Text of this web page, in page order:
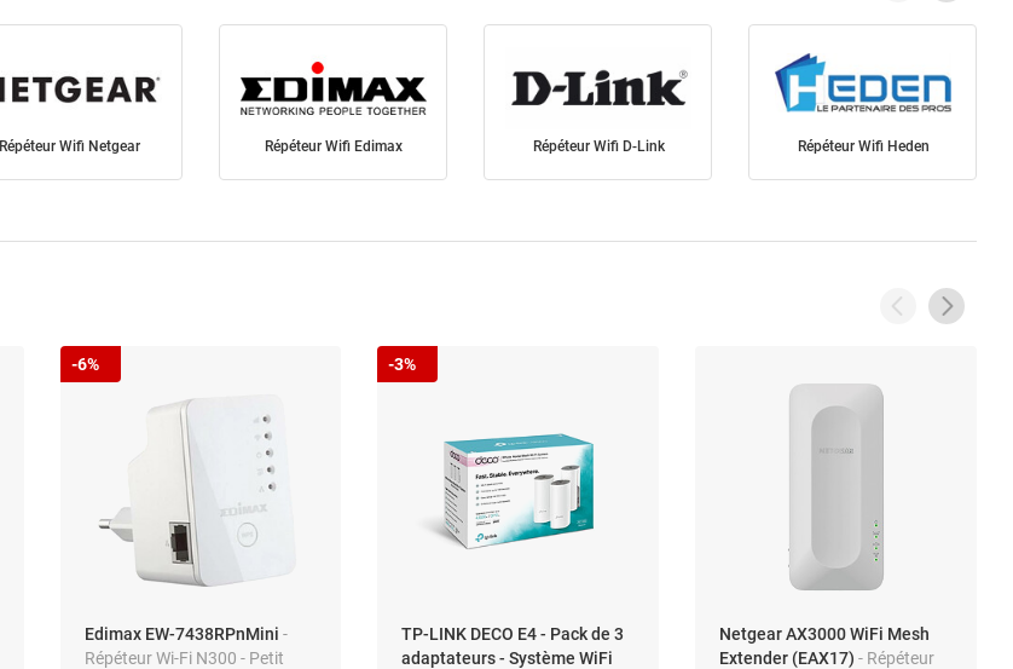
Répéteur Wifi Netgear Répéteur Wifi Edimax Répéteur Wifi D-Link Répéteur Wifi Heden
Edimax EW-7438RPnMini -
Répéteur Wi-Fi N300 - Petit
-6%
TP-LINK DECO E4 - Pack de 3
adaptateurs - Système WiFi
-3%
Netgear AX3000 WiFi Mesh
Extender (EAX17)- Répéteur